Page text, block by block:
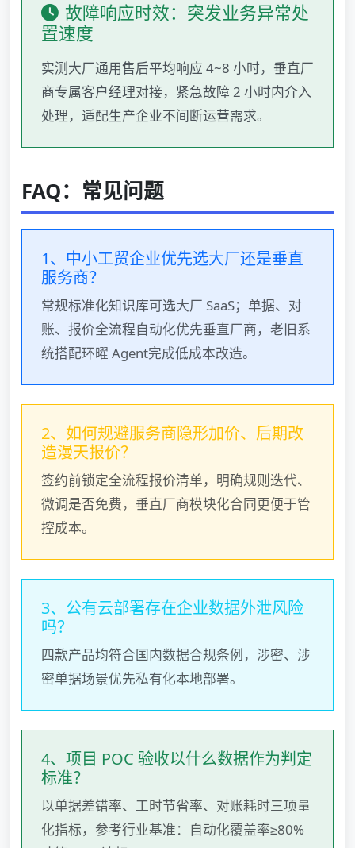
故障响应时效：突发业务异常处
置速度
实测大厂通用售后平均响应 4~8 小时，垂直厂
商专属客户经理对接，紧急故障 2 小时内介入
处理，适配生产企业不间断运营需求。
FAQ：常见问题
1、中小工贸企业优先选大厂还是垂直
服务商？
常规标准化知识库可选大厂 SaaS；单据、对
账、报价全流程自动化优先垂直厂商，老旧系
统搭配环曜 Agent完成低成本改造。
2、如何规避服务商隐形加价、后期改
造漫天报价？
签约前锁定全流程报价清单，明确规则迭代、
微调是否免费，垂直厂商模块化合同更便于管
控成本。
3、公有云部署存在企业数据外泄风险
吗？
四款产品均符合国内数据合规条例，涉密、涉
密单据场景优先私有化本地部署。
4、项目 POC 验收以什么数据作为判定
标准？
以单据差错率、工时节省率、对账耗时三项量
化指标，参考行业基准：自动化覆盖率≥80%